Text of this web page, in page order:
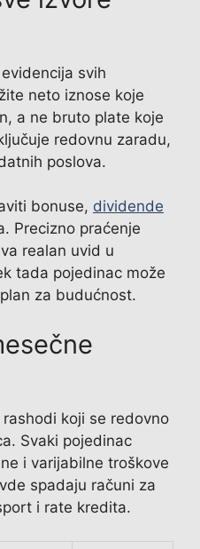
svih
neto iznose koje
a ne bruto plate koje
redovnu zaradu,
poslova.
bonuse, dividende
Precizno praćenje
realan uvid u
tada pojedinac može
za budućnost.
koji se redovno
Svaki pojedinac
i varijabilne troškove
spadaju računi za
i rate kredita.